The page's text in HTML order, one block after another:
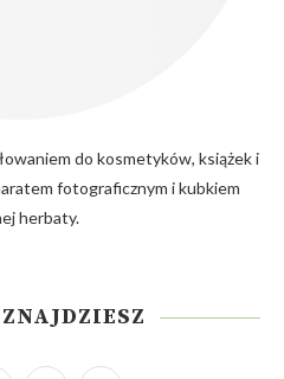
do kosmetyków, książek i
fotograficznym i kubkiem
herbaty.